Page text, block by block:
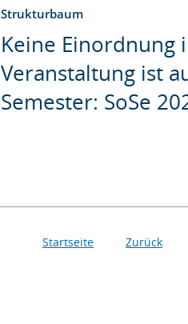
Strukturbaum
Keine Einordnung
Veranstaltung ist
Semester: SoSe
Startseite Zurück